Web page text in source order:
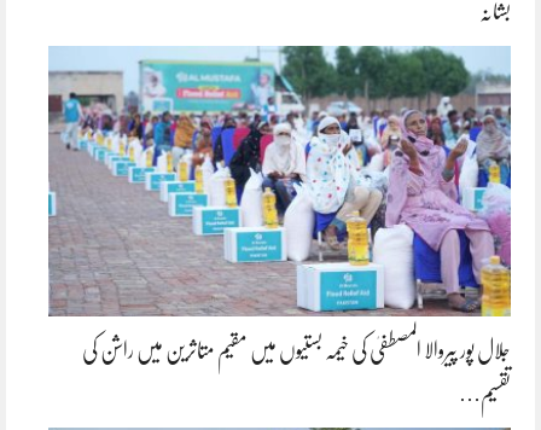
بشانہ
جلال پور پیروالا المصطفیٰ کی خیمہ بستیوں میں مقیم متاثرین میں راشن کی
تقسیم…